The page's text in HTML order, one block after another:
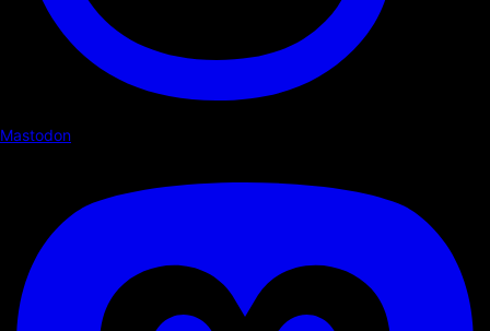
Mastodon